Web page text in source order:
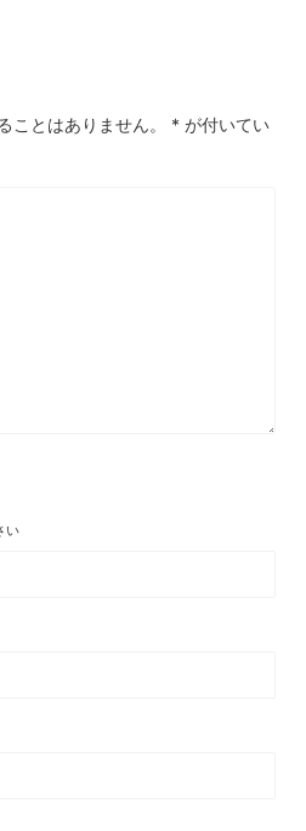
ことはありません。 * が付いてい
い